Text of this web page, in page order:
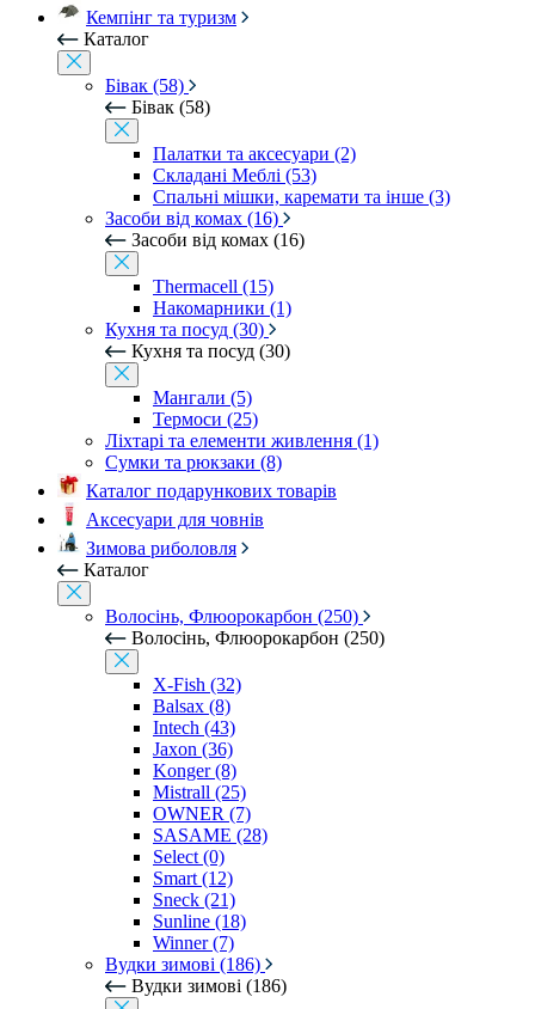
Кемпінг та туризм
Каталог
Бівак (58)
Бівак (58)
Палатки та аксесуари (2)
Складані Меблі (53)
Спальні мішки, каремати та інше (3)
Засоби від комах (16)
Засоби від комах (16)
Thermacell (15)
Накомарники (1)
Кухня та посуд (30)
Кухня та посуд (30)
Мангали (5)
Термоси (25)
Ліхтарі та елементи живлення (1)
Сумки та рюкзаки (8)
Каталог подарункових товарів
Аксесуари для човнів
Зимова риболовля
Каталог
Волосінь, Флюорокарбон (250)
Волосінь, Флюорокарбон (250)
X-Fish (32)
Balsax (8)
Intech (43)
Jaxon (36)
Konger (8)
Mistrall (25)
OWNER (7)
SASAME (28)
Select (0)
Smart (12)
Sneck (21)
Sunline (18)
Winner (7)
Вудки зимові (186)
Вудки зимові (186)